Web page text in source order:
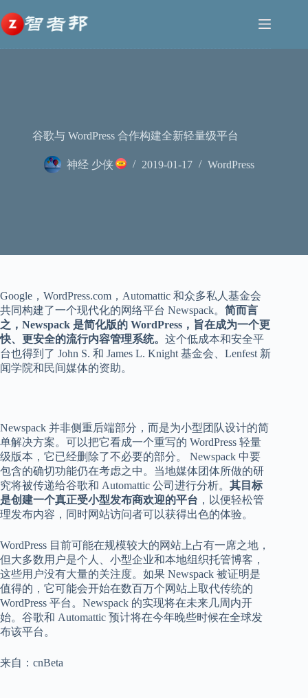
至
内
容
谷歌与 WordPress 合作构建全新轻量级平台
神经 少侠 2019-01-17 WordPress
Google，WordPress.com，Automattic 和众多私人基金会
共同构建了一个现代化的网络平台 Newspack。 简而言
之，Newspack 是简化版的 WordPress，旨在成为一个更
快、更安全的流行内容管理系统。 这个低成本和安全平
台也得到了 John S. 和 James L. Knight 基金会、Lenfest 新
闻学院和民间媒体的资助。
Newspack 并非侧重后端部分，而是为小型团队设计的简
单解决方案。可以把它看成一个重写的 WordPress 轻量
级版本，它已经删除了不必要的部分。 Newspack 中要
包含的确切功能仍在考虑之中。当地媒体团体所做的研
究将被传递给谷歌和 Automattic 公司进行分析。 其目标
是创建一个真正受小型发布商欢迎的平台 ，以便轻松管
理发布内容，同时网站访问者可以获得出色的体验。
WordPress 目前可能在规模较大的网站上占有一席之地，
但大多数用户是个人、小型企业和本地组织托管博客，
这些用户没有大量的关注度。如果 Newspack 被证明是
值得的，它可能会开始在数百万个网站上取代传统的
WordPress 平台。Newspack 的实现将在未来几周内开
始。谷歌和 Automattic 预计将在今年晚些时候在全球发
布该平台。
来自：cnBeta